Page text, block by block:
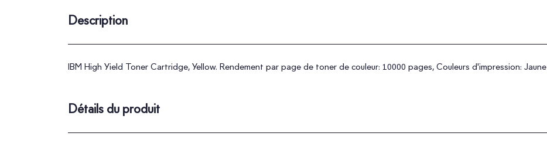
Description
IBM High Yield Toner Cartridge, Yellow. Rendement par page de toner de couleur: 10000 pages, Couleurs d'impression: Jaune
Détails du produit